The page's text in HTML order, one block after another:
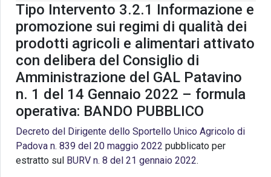
Tipo Intervento 3.2.1 Informazione e
promozione sui regimi di qualità dei
prodotti agricoli e alimentari attivato
con delibera del Consiglio di
Amministrazione del GAL Patavino
n. 1 del 14 Gennaio 2022 – formula
operativa: BANDO PUBBLICO
Decreto del Dirigente dello Sportello Unico Agricolo di
Padova n. 839 del 20 maggio 2022 pubblicato per
estratto sul BURV n. 8 del 21 gennaio 2022.